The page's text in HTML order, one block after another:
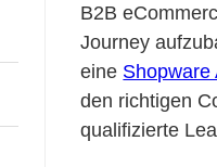
B2B
Journey
eine Shopware
den richtigen
qualifizierte